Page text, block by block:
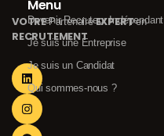
VOTREPartenaireEXPERTen
RECRUTEMENT
Menu
Devenir Recruteur Indépendant
Je suis une Entreprise
Je suis un Candidat
Qui sommes-nous ?